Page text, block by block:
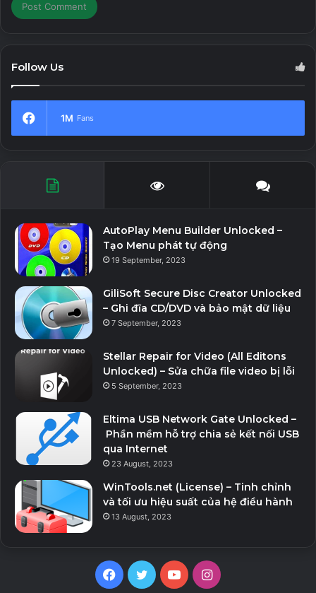
cho các liên hệ và nhóm trong khi bạn nhập tin nhắn.
Ẩn Micrô xanh: Người dùng có thể ẩn Micrô xanh cho
các liên hệ và nhóm ngay cả khi bạn mở giọng nói.
Ẩn trạng thái xem: Người dùng có thể ẩn trạng thái
Download v19.0.0
Follow Us
1M Fans
AutoPlay Menu Builder Unlocked –
Tạo Menu phát tự động
19 September, 2023
GiliSoft Secure Disc Creator Unlocked
– Ghi đĩa CD/DVD và bảo mật dữ liệu
7 September, 2023
Stellar Repair for Video (All Editons
Unlocked) – Sửa chữa file video bị lỗi
5 September, 2023
Eltima USB Network Gate Unlocked –
Phần mềm hỗ trợ chia sẻ kết nối USB
qua Internet
23 August, 2023
WinTools.net (License) – Tinh chỉnh
và tối ưu hiệu suất của hệ điều hành
13 August, 2023
Facebook
TwitterYouTubeInstagram